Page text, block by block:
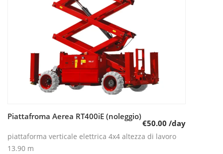
Leggi tutto
Piattafroma Aerea RT400iE (noleggio)
€50.00 /day
piattaforma verticale elettrica 4x4 altezza di lavoro
13.90 m